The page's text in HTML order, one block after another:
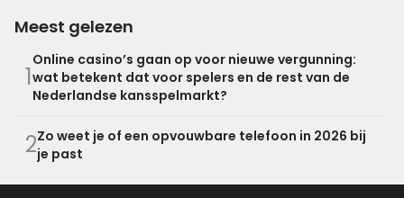
Meest gelezen
1
Online casino’s gaan op voor nieuwe vergunning:
wat betekent dat voor spelers en de rest van de
Nederlandse kansspelmarkt?
2Zo weet je of een opvouwbare telefoon in 2026 bij
je past